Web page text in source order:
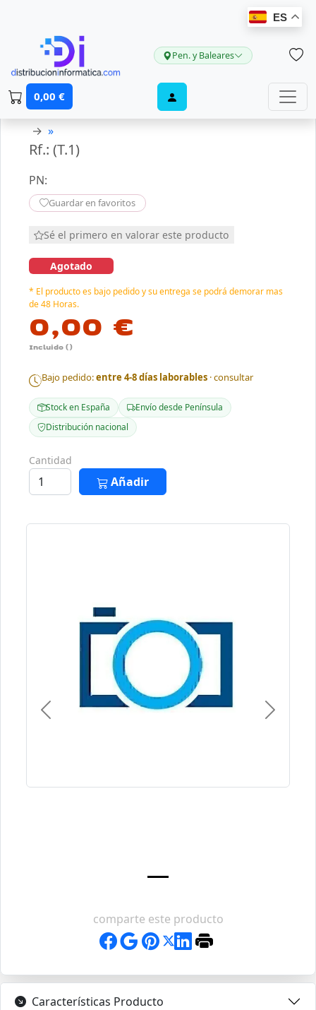
ES
Pen. y Baleares
0,00 €
→ »
Rf.: (T.1)
PN:
Guardar en favoritos
Sé el primero en valorar este producto
Agotado
* El producto es bajo pedido y su entrega se podrá demorar mas
de 48 Horas.
0,00 €
Incluido ()
Bajo pedido:entre 4-8 días laborables · consultar
Stock en España
Envío desde Península
Distribución nacional
Cantidad
Añadir
Previous Next
comparte este producto
Características Producto